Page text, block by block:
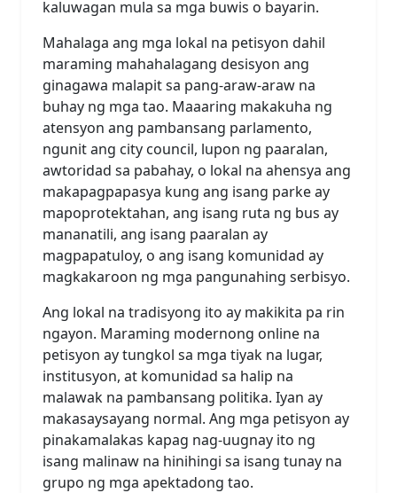
kaluwagan mula sa mga buwis o bayarin.
Mahalaga ang mga lokal na petisyon dahil
maraming mahahalagang desisyon ang
ginagawa malapit sa pang-araw-araw na
buhay ng mga tao. Maaaring makakuha ng
atensyon ang pambansang parlamento,
ngunit ang city council, lupon ng paaralan,
awtoridad sa pabahay, o lokal na ahensya ang
makapagpapasya kung ang isang parke ay
mapoprotektahan, ang isang ruta ng bus ay
mananatili, ang isang paaralan ay
magpapatuloy, o ang isang komunidad ay
magkakaroon ng mga pangunahing serbisyo.
Ang lokal na tradisyong ito ay makikita pa rin
ngayon. Maraming modernong online na
petisyon ay tungkol sa mga tiyak na lugar,
institusyon, at komunidad sa halip na
malawak na pambansang politika. Iyan ay
makasaysayang normal. Ang mga petisyon ay
pinakamalakas kapag nag-uugnay ito ng
isang malinaw na hinihingi sa isang tunay na
grupo ng mga apektadong tao.